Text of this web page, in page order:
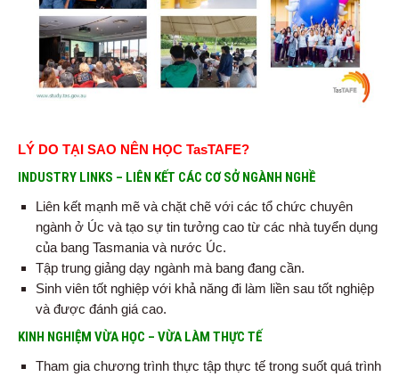
LÝ DO TẠI SAO NÊN HỌC TasTAFE?
INDUSTRY LINKS – LIÊN KẾT CÁC CƠ SỞ NGÀNH NGHỀ
Liên kết mạnh mẽ và chặt chẽ với các tổ chức chuyên
ngành ở Úc và tạo sự tin tưởng cao từ các nhà tuyển dụng
của bang Tasmania và nước Úc.
Tập trung giảng dạy ngành mà bang đang cần.
Sinh viên tốt nghiệp với khả năng đi làm liền sau tốt nghiệp
và được đánh giá cao.
KINH NGHIỆM VỪA HỌC – VỪA LÀM THỰC TẾ
Tham gia chương trình thực tập thực tế trong suốt quá trình